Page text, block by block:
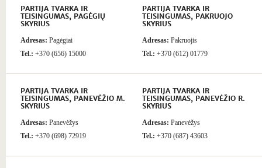
PARTIJA TVARKA IR
TEISINGUMAS, PAGĖGIŲ
SKYRIUS
Adresas: Pagėgiai
Tel.: +370 (656) 15000
PARTIJA TVARKA IR
TEISINGUMAS, PAKRUOJO
SKYRIUS
Adresas: Pakruojis
Tel.: +370 (612) 01779
PARTIJA TVARKA IR
TEISINGUMAS, PANEVĖŽIO M.
SKYRIUS
Adresas: Panevėžys
Tel.: +370 (698) 72919
PARTIJA TVARKA IR
TEISINGUMAS, PANEVĖŽIO R.
SKYRIUS
Adresas: Panevėžys
Tel.: +370 (687) 43603